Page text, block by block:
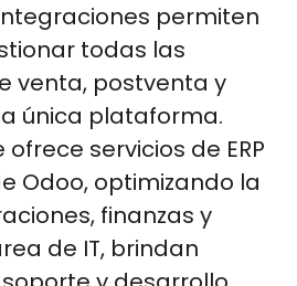
permiten
todas las
venta, postventa y
única plataforma.
servicios de ERP
Odoo, optimizando la
finanzas y
de IT, brindan